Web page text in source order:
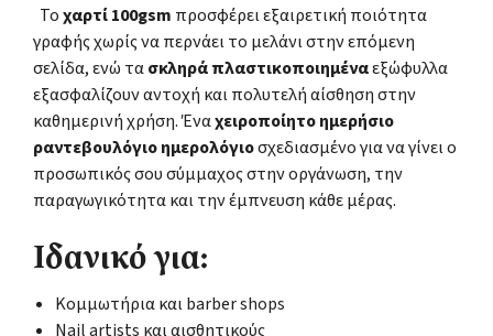
Τοχαρτί 100gsm προσφέρει εξαιρετική ποιότητα
γραφής χωρίς να περνάει το μελάνι στην επόμενη
σελίδα, ενώ τασκληρά πλαστικοποιημέναεξώφυλλα
εξασφαλίζουν αντοχή και πολυτελή αίσθηση στην
καθημερινή χρήση. Έναχειροποίητο ημερήσιο
ραντεβουλόγιο ημερολόγιοσχεδιασμένο για να γίνει ο
προσωπικός σου σύμμαχος στην οργάνωση, την
παραγωγικότητα και την έμπνευση κάθε μέρας.
Ιδανικό για:
Κομμωτήρια και barber shops
Nail artists και αισθητικούς